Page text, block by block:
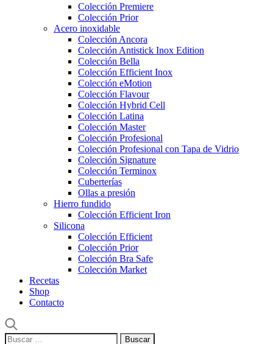
Colección Premiere
Colección Prior
Acero inoxidable
Colección Ancora
Colección Antistick Inox Edition
Colección Bella
Colección Efficient Inox
Colección eMotion
Colección Flavour
Colección Hybrid Cell
Colección Latina
Colección Master
Colección Profesional
Colección Profesional con Tapa de Vidrio
Colección Signature
Colección Terminox
Cuberterías
Ollas a presión
Hierro fundido
Colección Efficient Iron
Silicona
Colección Efficient
Colección Prior
Colección Bra Safe
Colección Market
Recetas
Shop
Contacto
Buscar: